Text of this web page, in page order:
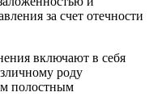
за счет отечности
включают в себя
роду
полостным